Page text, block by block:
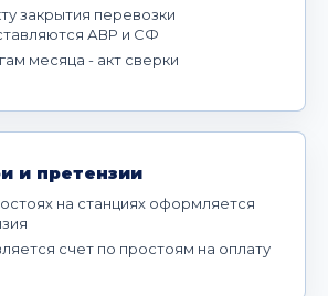
закрытия перевозки
АВР и СФ
месяца - акт сверки
и претензии
на станциях оформляется
счет по простоям на оплату